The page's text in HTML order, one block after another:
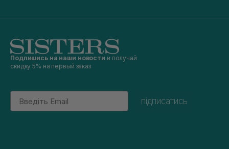
Подпишись на наши новости и получай
скидку 5% на первый заказ
Email
підписатись